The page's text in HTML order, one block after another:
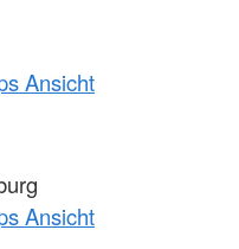
Ansicht
Ansicht